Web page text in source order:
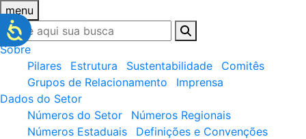
menu
Sobre
Pilares
Estrutura Sustentabilidade
Comitês
Grupos de Relacionamento
Imprensa
Dados do Setor
Números do Setor
Números Regionais
Números Estaduais
Definições e Convenções